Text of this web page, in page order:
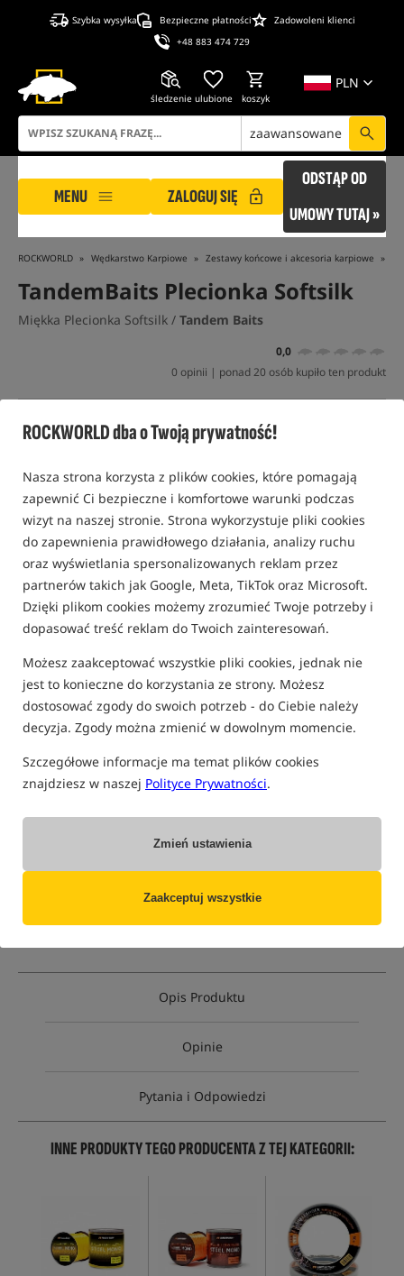
ROCKWORLD dba o Twoją prywatność!
Nasza strona korzysta z plików cookies, które pomagają
zapewnić Ci bezpieczne i komfortowe warunki podczas
wizyt na naszej stronie. Strona wykorzystuje pliki cookies
do zapewnienia prawidłowego działania, analizy ruchu
oraz wyświetlania spersonalizowanych reklam przez
partnerów takich jak Google, Meta, TikTok oraz Microsoft.
Dzięki plikom cookies możemy zrozumieć Twoje potrzeby i
dopasować treść reklam do Twoich zainteresowań.
Możesz zaakceptować wszystkie pliki cookies, jednak nie
jest to konieczne do korzystania ze strony. Możesz
dostosować zgody do swoich potrzeb - do Ciebie należy
decyzja. Zgody można zmienić w dowolnym momencie.
Szczegółowe informacje ma temat plików cookies
znajdziesz w naszej Polityce Prywatności.
Zmień ustawienia
Zaakceptuj wszystkie
Szybka wysyłka Bezpieczne płatności
Zadowoleni klienci
+48 883 474 729
PLN
śledzenie ulubione koszyk
zaawansowane
MENU ZALOGUJ SIĘ
ODSTĄP OD
UMOWY TUTAJ »
ROCKWORLD Wędkarstwo Karpiowe Zestawy końcowe i akcesoria karpiowe
TandemBaits Plecionka Softsilk
Miękka Plecionka Softsilk / Tandem Baits
0,0
0 opinii | ponad 20 osób kupiło ten produkt
tylko produkty na"naszym magazynie"
Cena PLN
kolor Zarośla
EAN: 5907666653449
16.49
Opis Produktu
Opinie
Pytania i Odpowiedzi
INNE PRODUKTY TEGO PRODUCENTA Z TEJ KATEGORII: